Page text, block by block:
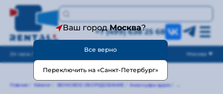
+7 (499) 638 25 68
24 часа / без выходных Москва
Главная Каталог ЗВУКОВОЕ ОБОРУДОВАНИЕ Аксессуары аудио
Ваш городМосква?
Все верно
Переключить на «Санкт-Петербург»